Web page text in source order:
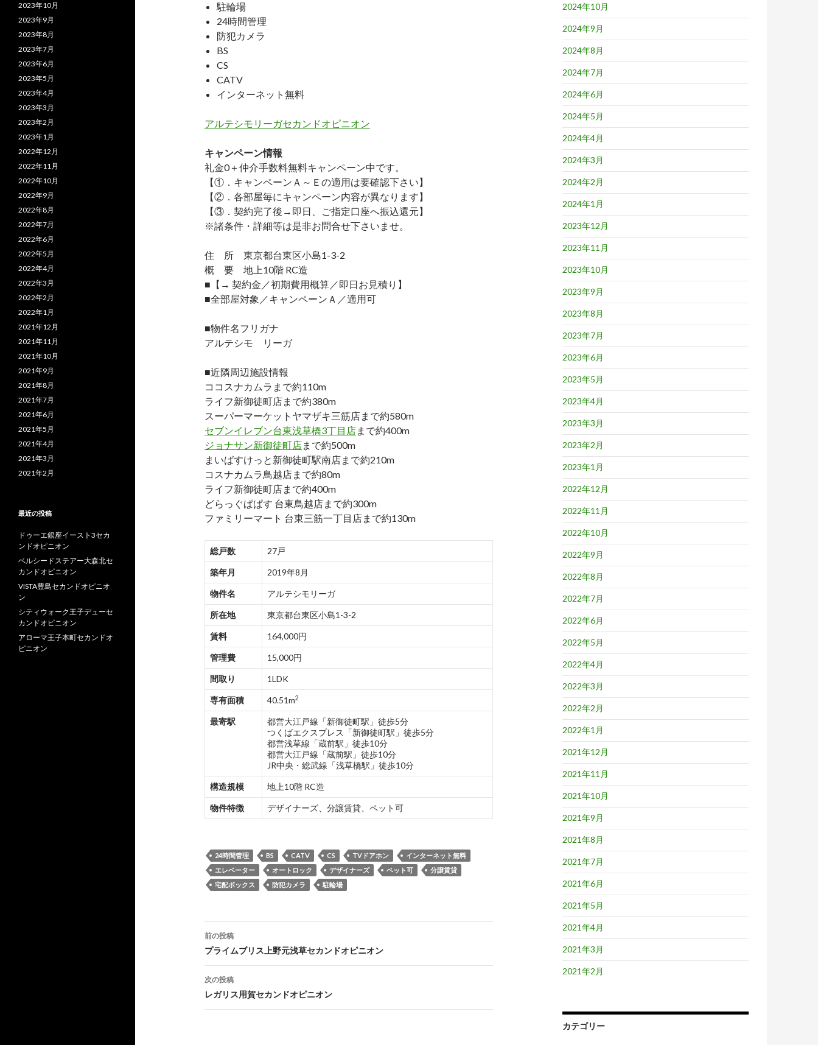
駐輪場
24時間管理
防犯カメラ
BS
CS
CATV
インターネット無料
アルテシモリーガセカンドオピニオン
キャンペーン情報
礼金0＋仲介手数料無料キャンペーン中です。
【①．キャンペーンＡ～Ｅの適用は要確認下さい】
【②．各部屋毎にキャンペーン内容が異なります】
【③．契約完了後→即日、ご指定口座へ振込還元】
※諸条件・詳細等は是非お問合せ下さいませ。
住 所 東京都台東区小島1-3-2
概 要 地上10階 RC造
■【→ 契約金／初期費用概算／即日お見積り】
■全部屋対象／キャンペーンＡ／適用可
■物件名フリガナ
アルテシモ リーガ
■近隣周辺施設情報
ココスナカムラまで約110m
ライフ新御徒町店まで約380m
スーパーマーケットヤマザキ三筋店まで約580m
セブンイレブン台東浅草橋3丁目店まで約400m
ジョナサン新御徒町店まで約500m
まいばすけっと新御徒町駅南店まで約210m
コスナカムラ鳥越店まで約80m
ライフ新御徒町店まで約400m
どらっぐぱぱす 台東鳥越店まで約300m
ファミリーマート 台東三筋一丁目店まで約130m
総戸数 27戸
築年月 2019年8月
物件名 アルテシモリーガ
所在地 東京都台東区小島1-3-2
賃料 164,000円
管理費 15,000円
間取り 1LDK
専有面積 40.51m2
最寄駅
都営大江戸線「新御徒町駅」徒歩5分
つくばエクスプレス「新御徒町駅」徒歩5分
都営浅草線「蔵前駅」徒歩10分
都営大江戸線「蔵前駅」徒歩10分
JR中央・総武線「浅草橋駅」徒歩10分
構造規模 地上10階 RC造
物件特徴 デザイナーズ、分譲賃貸、ペット可
24時間管理 BS CATV CS TVドアホン
インターネット無料
エレベーター
オートロック デザイナーズ ペット可
分譲賃貸
宅配ボックス
防犯カメラ 駐輪場
投
稿
ナ
ビ
ゲ
前の投稿
プライムブリス上野元浅草セカンドオピニオン
次の投稿
レガリス用賀セカンドオピニオン
2024年10月
2024年9月
2024年8月
2024年7月
2024年6月
2024年5月
2024年4月
2024年3月
2024年2月
2024年1月
2023年12月
2023年11月
2023年10月
2023年9月
2023年8月
2023年7月
2023年6月
2023年5月
2023年4月
2023年3月
2023年2月
2023年1月
2022年12月
2022年11月
2022年10月
2022年9月
2022年8月
2022年7月
2022年6月
2022年5月
2022年4月
2022年3月
2022年2月
2022年1月
2021年12月
2021年11月
2021年10月
2021年9月
2021年8月
2021年7月
2021年6月
2021年5月
2021年4月
2021年3月
2021年2月
カテゴリー
2023年10月
2023年9月
2023年8月
2023年7月
2023年6月
2023年5月
2023年4月
2023年3月
2023年2月
2023年1月
2022年12月
2022年11月
2022年10月
2022年9月
2022年8月
2022年7月
2022年6月
2022年5月
2022年4月
2022年3月
2022年2月
2022年1月
2021年12月
2021年11月
2021年10月
2021年9月
2021年8月
2021年7月
2021年6月
2021年5月
2021年4月
2021年3月
2021年2月
最近の投稿
ドゥーエ銀座イースト3セカ
ンドオピニオン
ベルシードステアー大森北セ
カンドオピニオン
VISTA豊島セカンドオピニオ
ン
シティウォーク王子デューセ
カンドオピニオン
アローマ王子本町セカンドオ
ピニオン